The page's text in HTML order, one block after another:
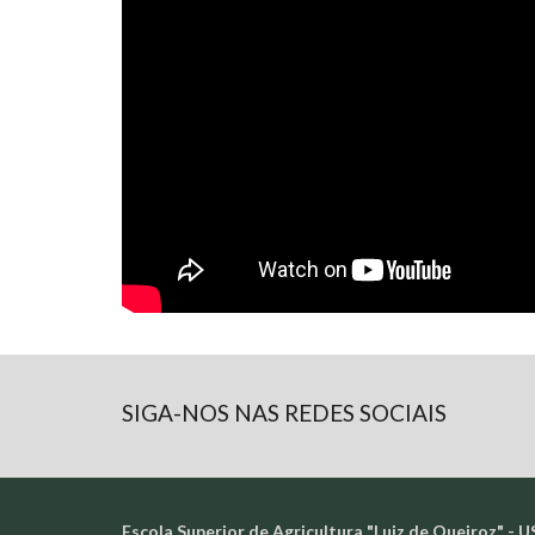
SIGA-NOS NAS REDES SOCIAIS
Escola Superior de Agricultura "Luiz de Queiroz" -